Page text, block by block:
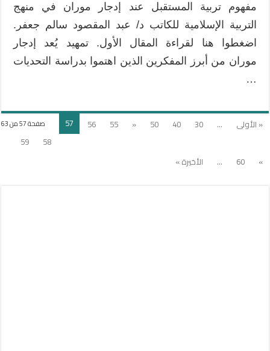
مفهوم تربية المستقبل عند إدجار موران في منهج
التربية الإسلامية للكاتب د/ عبد المقصود سالم جعفر.
اضغطوا هنا لقراءة المقال الأول. تمهيد يُعد إدجار
موران من أبرز المفكرين الذين اهتموا بدراسة التحديات
…
صفحة 57 من 63 « الأولى ...
30
40
50
«
55
56
57
58
59
»
60
... الأخيرة »